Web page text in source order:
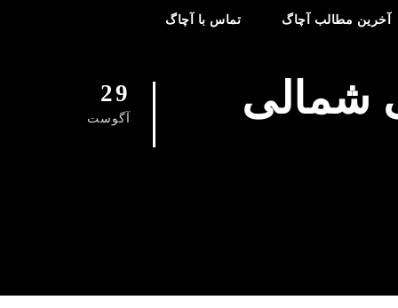
تماس با آچاگ آخرین مطالب آچاگ
29
آگوست شمالی